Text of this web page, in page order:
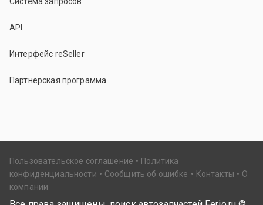
API
Интерфейс reSeller
Партнерская программа
Пользовательское соглашение
Политика
конфиденциальности
Сообщить об ошибке Контакты
О
компании